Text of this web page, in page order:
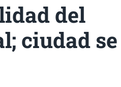
del
ciudad se